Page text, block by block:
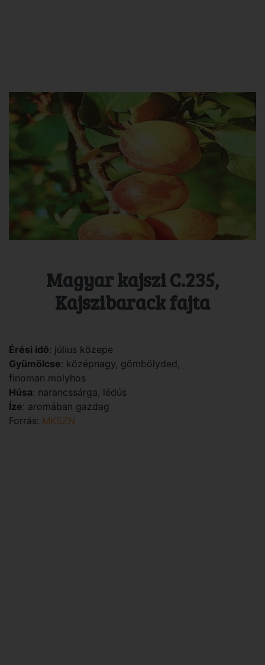
Magyar kajszi C.235,
Kajszibarack fajta
Érési idő: július közepe
Gyümölcse: középnagy, gömbölyded,
finoman molyhos
Húsa: narancssárga, lédús
Íze: aromában gazdag
Forrás: MKSZN